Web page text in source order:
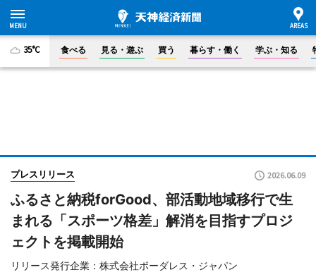
35°C 食べる 見る・遊ぶ 買う 暮らす・働く 学ぶ・知る
プレスリリース 2026.06.09
ふるさと納税forGood、部活動地域移行で生
まれる「スポーツ格差」解消を目指すプロジ
ェクトを掲載開始
リリース発行企業：株式会社ボーダレス・ジャパン